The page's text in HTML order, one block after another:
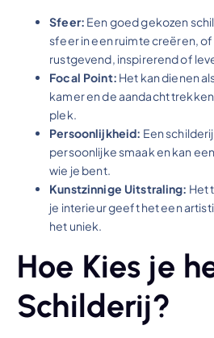
Sfeer: Een goed gekozen
sfeer in een ruimte creëren, of
rustgevend, inspirerend of
Focal Point: Het kan dienen
kamer en de aandacht
plek.
Persoonlijkheid: Een
persoonlijke smaak en kan
wie je bent.
Kunstzinnige Uitstraling: Het
je interieur geeft het een
het uniek.
Hoe Kies je
Schilderij?